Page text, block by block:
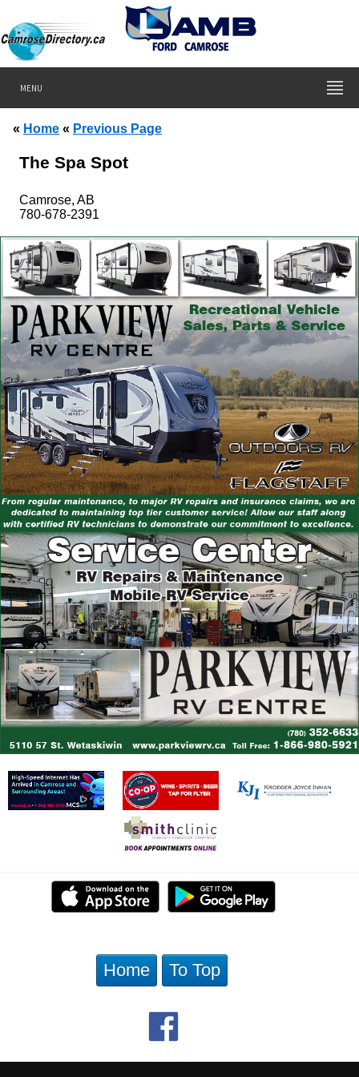
MENU
« Home « Previous Page
The Spa Spot
Camrose, AB
780-678-2391
Home To Top